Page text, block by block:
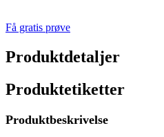
Få gratis prøve
Produktdetaljer
Produktetiketter
Produktbeskrivelse